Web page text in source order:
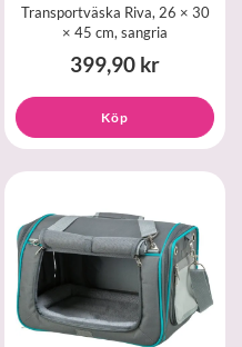
Transportväska Riva, 26 × 30
× 45 cm, sangria
399,90 kr
Köp